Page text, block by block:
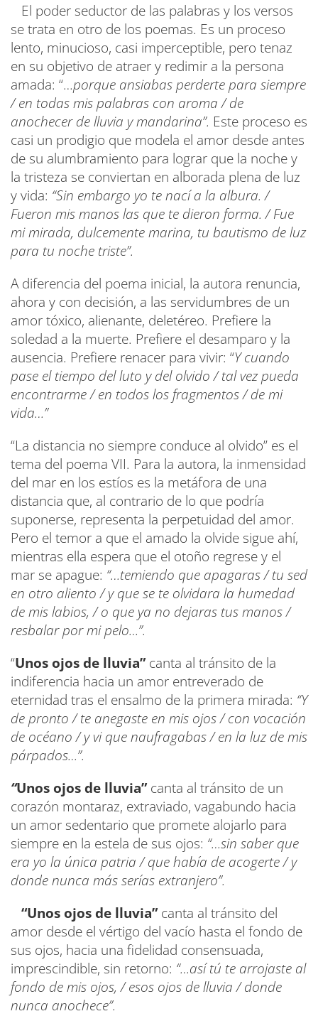
El poder seductor de las palabras y los versos
se trata en otro de los poemas. Es un proceso
lento, minucioso, casi imperceptible, pero tenaz
en su objetivo de atraer y redimir a la persona
amada: “…porque ansiabas perderte para siempre
/ en todas mis palabras con aroma / de
anochecer de lluvia y mandarina”. Este proceso es
casi un prodigio que modela el amor desde antes
de su alumbramiento para lograr que la noche y
la tristeza se conviertan en alborada plena de luz
y vida: “Sin embargo yo te nací a la albura. /
Fueron mis manos las que te dieron forma. / Fue
mi mirada, dulcemente marina, tu bautismo de luz
para tu noche triste”.
A diferencia del poema inicial, la autora renuncia,
ahora y con decisión, a las servidumbres de un
amor tóxico, alienante, deletéreo. Prefiere la
soledad a la muerte. Prefiere el desamparo y la
ausencia. Prefiere renacer para vivir: “Y cuando
pase el tiempo del luto y del olvido / tal vez pueda
encontrarme / en todos los fragmentos / de mi
vida…”
“La distancia no siempre conduce al olvido” es el
tema del poema VII. Para la autora, la inmensidad
del mar en los estíos es la metáfora de una
distancia que, al contrario de lo que podría
suponerse, representa la perpetuidad del amor.
Pero el temor a que el amado la olvide sigue ahí,
mientras ella espera que el otoño regrese y el
mar se apague: “…temiendo que apagaras / tu sed
en otro aliento / y que se te olvidara la humedad
de mis labios, / o que ya no dejaras tus manos /
resbalar por mi pelo…”.
“Unos ojos de lluvia”canta al tránsito de la
indiferencia hacia un amor entreverado de
eternidad tras el ensalmo de la primera mirada: “Y
de pronto / te anegaste en mis ojos / con vocación
de océano / y vi que naufragabas / en la luz de mis
párpados…”.
“Unos ojos de lluvia”canta al tránsito de un
corazón montaraz, extraviado, vagabundo hacia
un amor sedentario que promete alojarlo para
siempre en la estela de sus ojos: “…sin saber que
era yo la única patria / que había de acogerte / y
donde nunca más serías extranjero”.
“Unos ojos de lluvia”canta al tránsito del
amor desde el vértigo del vacío hasta el fondo de
sus ojos, hacia una fidelidad consensuada,
imprescindible, sin retorno: “…así tú te arrojaste al
fondo de mis ojos, / esos ojos de lluvia / donde
nunca anochece”.